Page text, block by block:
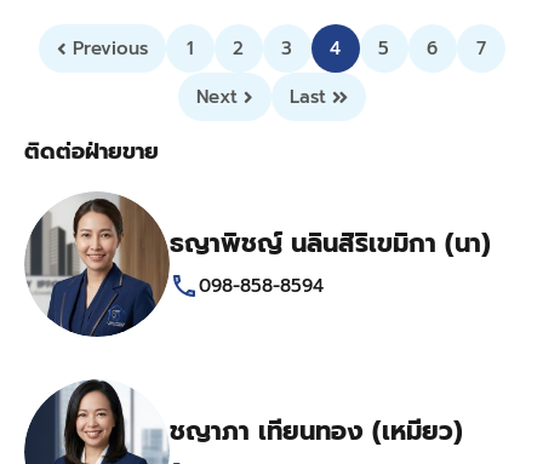
Previous 1 2 3 4 5 6
7
Next
Last
ติดต่อฝ่ายขาย
ธญาพิชญ์ นลินสิริเขมิกา (นา)
098-858-8594
ชญาภา เทียนทอง (เหมียว)